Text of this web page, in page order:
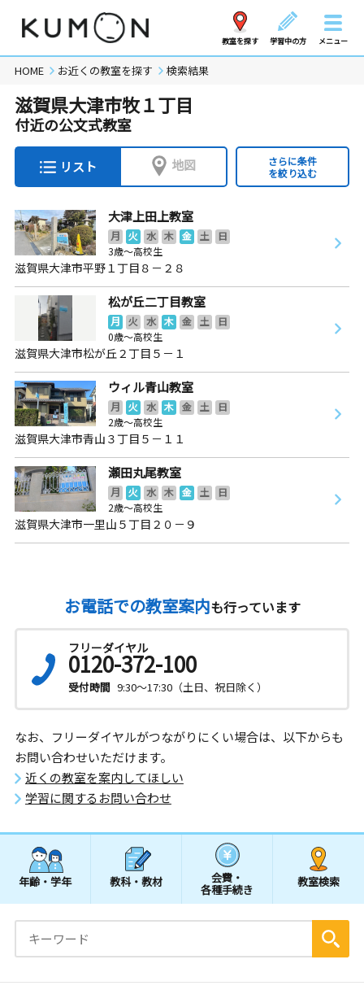
教室を探す 学習中の方 メニュー
HOME お近くの教室を探す 検索結果
滋賀県大津市牧１丁目
付近の公文式教室
リスト 地図
さらに条件
を絞り込む
大津上田上教室
月 火 水 木 金 土
日
3歳～高校生
滋賀県大津市平野１丁目８－２８
松が丘二丁目教室
月 火 水 木 金 土
日
0歳～高校生
滋賀県大津市松が丘２丁目５－１
ウィル青山教室
月 火 水 木 金 土
日
2歳～高校生
滋賀県大津市青山３丁目５－１１
瀬田丸尾教室
月 火 水 木 金 土
日
2歳～高校生
滋賀県大津市一里山５丁目２０－９
お電話での教室案内も行っています
フリーダイヤル
0120-372-100
受付時間 9:30～17:30（土日、祝日除く）
なお、フリーダイヤルがつながりにくい場合は、以下からも
お問い合わせいただけます。
近くの教室を案内してほしい
学習に関するお問い合わせ
年齢・学年 教科・教材 会費・
各種手続き
教室検索